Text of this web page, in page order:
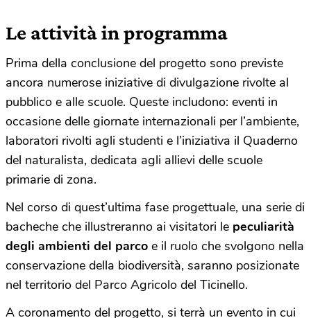
Le attività in programma
Prima della conclusione del progetto sono previste
ancora numerose iniziative di divulgazione rivolte al
pubblico e alle scuole. Queste includono: eventi in
occasione delle giornate internazionali per l’ambiente,
laboratori rivolti agli studenti e l’iniziativa il Quaderno
del naturalista, dedicata agli allievi delle scuole
primarie di zona.
Nel corso di quest’ultima fase progettuale, una serie di
bacheche che illustreranno ai visitatori le peculiarità
degli ambienti del parco e il ruolo che svolgono nella
conservazione della biodiversità, saranno posizionate
nel territorio del Parco Agricolo del Ticinello.
A coronamento del progetto, si terrà un evento in cui